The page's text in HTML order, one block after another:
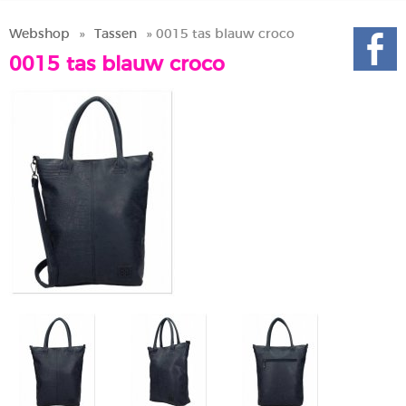
Webshop » Tassen » 0015 tas blauw croco
0015 tas blauw croco